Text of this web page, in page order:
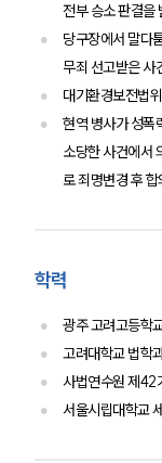
전부 승소 판결을
당구장에서 말다
무죄 선고받은 사
대기환경보전법
현역 병사가 성
소당한 사건에서
로 죄명변경 후
학력
광주 고려고등학
고려대학교 법학
사법연수원 제42
서울시립대학교